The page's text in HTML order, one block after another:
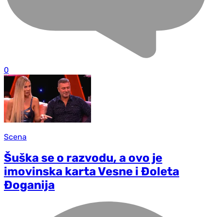
0
Scena
Šuška se o razvodu, a ovo je
imovinska karta Vesne i Đoleta
Đoganija